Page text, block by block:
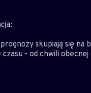
skupiają się na
- od chwili obecnej